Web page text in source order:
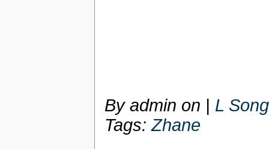
By admin on
L
Tags:Zhane